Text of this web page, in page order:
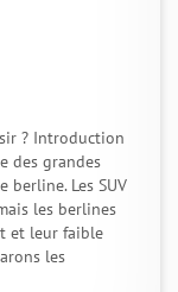
? Introduction
des grandes
berline. Les SUV
les berlines
et leur faible
les